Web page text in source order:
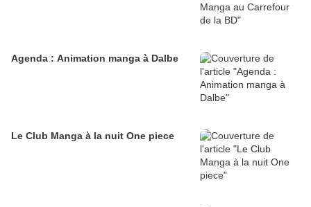
Agenda : Animation manga à Dalbe
Le Club Manga à la nuit One piece